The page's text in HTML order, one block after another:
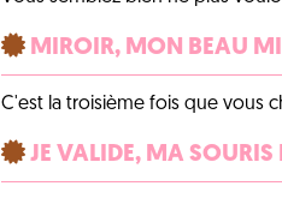
MIROIR, MON BEAU
C'est la troisième fois que vous
JE VALIDE, MA SOURIS